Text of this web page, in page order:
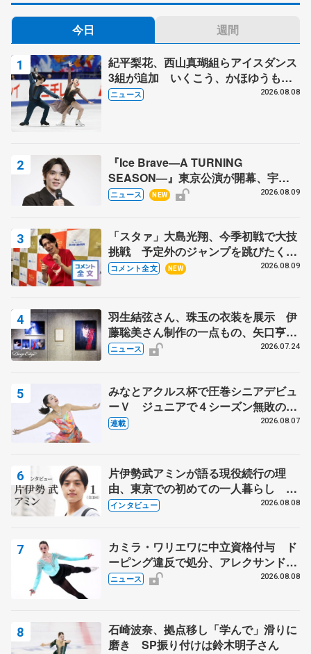
今日 週間
紀平梨花、西山真瑚組らアイスダンス
3組が追加 いくこう、かほゆうも、
木下グループ杯
ニュース 2026.08.08
『Ice Brave―A TURNING
SEASON―』東京公演が開幕、宇野
昌磨の『Ice Brave』にかける思いを
ニュース NEW 2026.08.09
「スタァ」大島光翔、今季初戦で大技
挑戦 予定外のジャンプを跳びたくな
った理由とは… 【関東サマートロフ
コメント全文 NEW 2026.08.09
羽生結弦さん、珠玉の衣装を展示 伊
藤聡美さん制作の一点もの、矢口亨さ
んが撮影
ニュース 2026.07.24
みなとアクルス杯で圧巻シニアデビュ
ーＶ ジュニアで４シーズン無敗の島
田麻央
連載 2026.08.07
片伊勢武アミンが語る現役続行の理
由、東京での初めての一人暮らし 注
目スケーターの「今」に迫る
インタビュー 2026.08.08
カミラ・ワリエワに中立資格付与 ド
ーピング違反で処分、アレクサンド
ラ・イグナトワも
ニュース 2026.08.08
石崎波奈、拠点移し「学んで」滑りに
磨き SP振り付けは鈴木明子さん